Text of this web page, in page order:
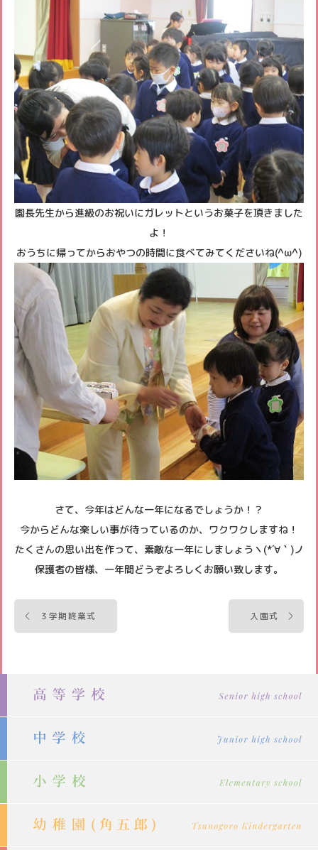
園長先生から進級のお祝いにガレットというお菓子を頂きました
よ！
おうちに帰ってからおやつの時間に食べてみてくださいね(^ω^)
さて、今年はどんな一年になるでしょうか！？
今からどんな楽しい事が待っているのか、ワクワクしますね！
たくさんの思い出を作って、素敵な一年にしましょうヽ(*´∀｀)ノ
保護者の皆様、一年間どうぞよろしくお願い致します。
投
稿
３学期終業式 入園式